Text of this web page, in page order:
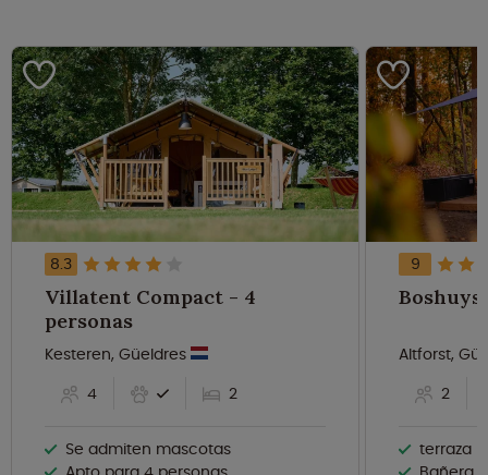
8.3
Villatent Compact - 4
personas
Kesteren, Güeldres
4
2
Se admiten mascotas
9
Altforst,
2
terraza